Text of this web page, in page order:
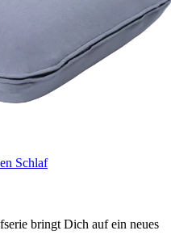
Schlaf
bringt Dich auf ein neues